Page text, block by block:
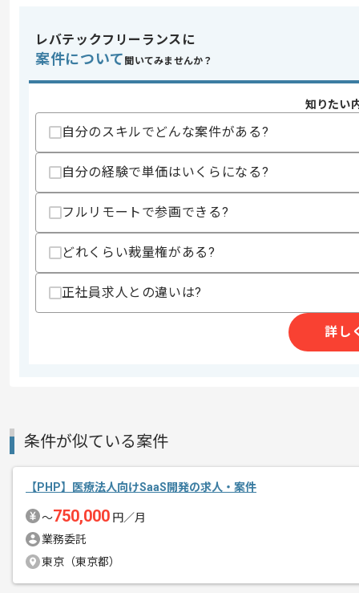
特徴
・システム開発経験(2年以上)
・スマホアプリ開発経験
・SwiftまたはC#を用いた開発経験(1年
・API構築経験
歓迎スキル
・金融業界での実務経験
・アジャイル開発経験
・NFC知見
スキルに不安がある方へ
上記に似た経験やスキルをお持ちであれば申
作業開始日
エージェントからのコ
メント
システム開発経験を活かすことができま
経験豊富なエンジニアと成長が出来る
レバテックフリーランスに
案件について 聞いてみませんか？
知りたい
自分のスキルでどんな案件がある?
自分の経験で単価はいくらになる?
フルリモートで参画できる?
どれくらい裁量権がある?
正社員求人との違いは?
詳し
条件が似ている案件
【PHP】医療法人向けSaaS開発の求人・案件
〜750,000 円／月
業務委託
東京（東京都）